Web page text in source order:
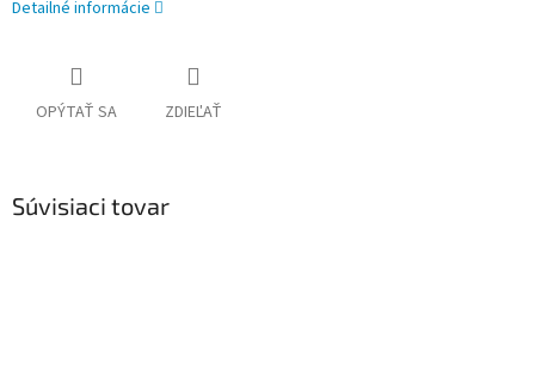
Detailné informácie
OPÝTAŤ SA ZDIEĽAŤ
Súvisiaci tovar